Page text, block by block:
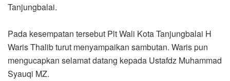
Tanjungbalai.
Pada kesempatan tersebut Plt Wali Kota Tanjungbalai H
Waris Thalib turut menyampaikan sambutan. Waris pun
mengucapkan selamat datang kepada Ustafdz Muhammad
Syauqi MZ.